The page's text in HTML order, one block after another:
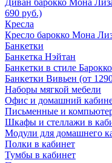
Диван барокко Мона
690 руб.)
Кресла
Кресло барокко Мона
Банкетки
Банкетка Нэйтан
Банкетки в стиле Барокко
Банкетки Вивьен (от
Наборы мягкой мебели
Офис и домашний
Письменные и
Шкафы и стеллажи в
Модули для домашнего
Полки в кабинет
Тумбы в кабинет